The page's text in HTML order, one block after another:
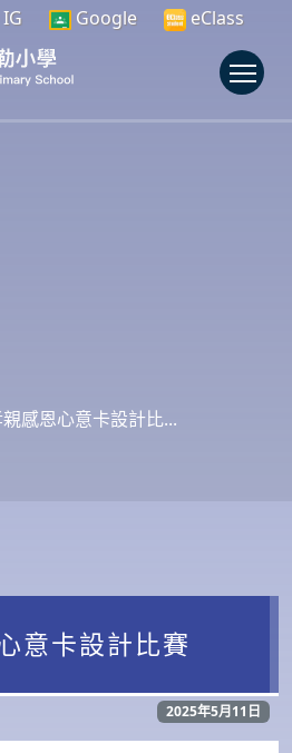
IG Google eClass
感恩心意卡設計比...
意卡設計比賽
2025年5月11日